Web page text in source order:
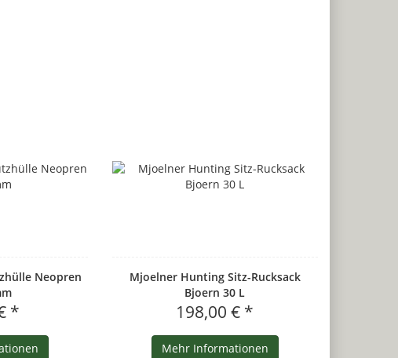
Neopren
*
Mjoelner Hunting Sitz-Rucksack
Bjoern 30 L
198,00 € *
Mehr Informationen